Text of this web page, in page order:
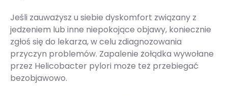
Jeśli zauważysz u siebie dyskomfort związany z
jedzeniem lub inne niepokojące objawy, koniecznie
zgłoś się do lekarza, w celu zdiagnozowania
przyczyn problemów. Zapalenie żołądka wywołane
przez Helicobacter pylori może też przebiegać
bezobjawowo.